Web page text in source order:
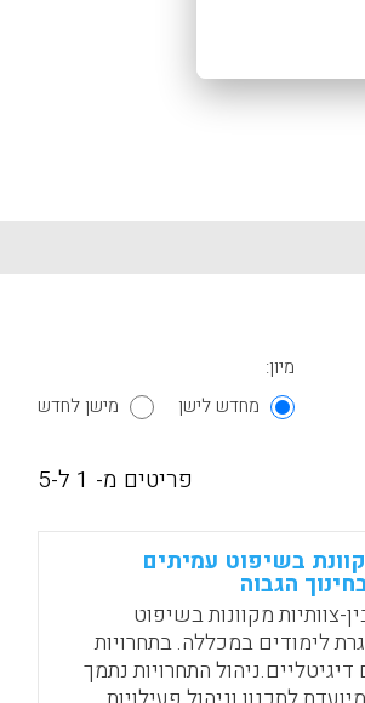
מיון:
מחדש לישן
מישן לחדש
פריטים מ- 1 ל-5
בשיפוט עמיתים
הגבוה
צוותיות מקוונות בשיפוט
לימודים במכללה. בתחרויות
התחרויות נתמך